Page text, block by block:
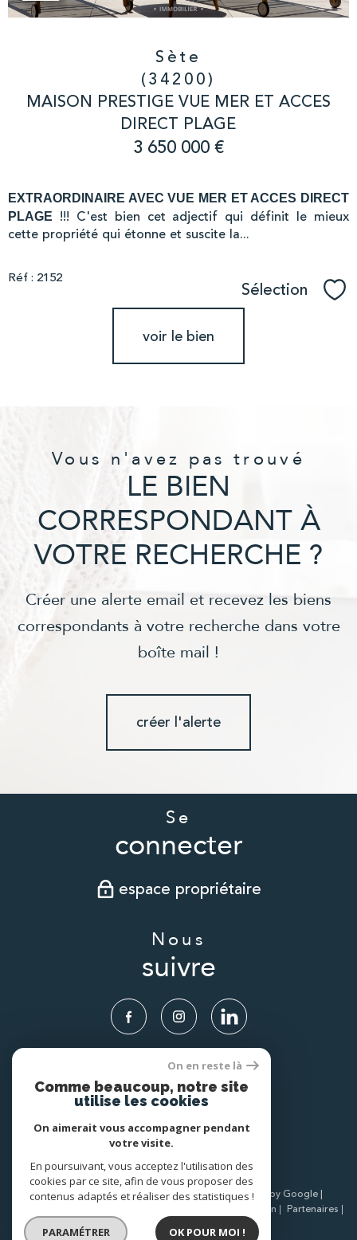
Sète
(34200)
MAISON PRESTIGE VUE MER ET ACCES
DIRECT PLAGE
3 650 000 €
EXTRAORDINAIRE AVEC VUE MER ET ACCES DIRECT
PLAGE
!!! C'est bien cet adjectif qui définit le mieux
cette propriété qui étonne et suscite la...
Réf : 2152 Sélection
voir le bien
Vous n'avez pas trouvé
LE BIEN
CORRESPONDANT À
VOTRE RECHERCHE ?
Créer une alerte email et recevez les biens
correspondants à votre recherche dans votre
boîte mail !
créer l'alerte
Se
connecter
espace propriétaire
Nous
suivre
Nous
adhérons
© 2026 | Tous droits réservés | Traduction powered by Google |
Admin
Partenaires
Politique RGPD
On en reste là
Comme beaucoup, notre site
utilise les cookies
On aimerait vous accompagner pendant
votre visite.
En poursuivant, vous acceptez l'utilisation des
cookies par ce site, afin de vous proposer des
contenus adaptés et réaliser des statistiques !
PARAMÉTRER OK POUR MOI !